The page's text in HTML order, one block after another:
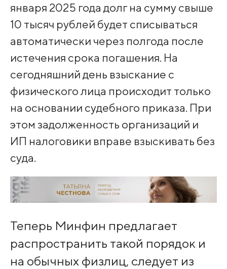
января 2025 года долг на сумму свыше
10 тысяч рублей будет списываться
автоматически через полгода после
истечения срока погашения. На
сегодняшний день взыскание с
физического лица происходит только
на основании судебного приказа. При
этом задолженность организаций и
ИП налоговики вправе взыскивать без
суда.
Теперь Минфин предлагает
распространить такой порядок и
на обычных физлиц, следует из